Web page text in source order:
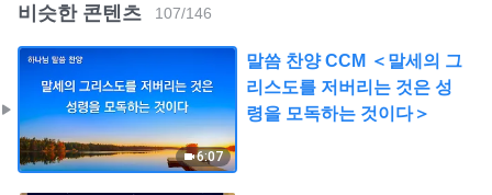
비슷한 콘텐츠 107/146
6:07
말씀 찬양 CCM ＜말세의 그
리스도를 저버리는 것은 성
령을 모독하는 것이다＞